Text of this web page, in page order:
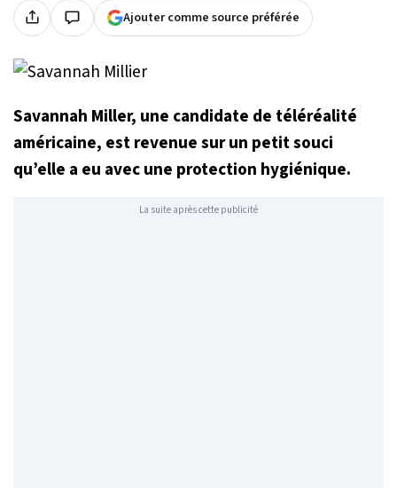
Ajouter comme source préférée
Savannah Miller, une candidate de téléréalité
américaine, est revenue sur un petit souci
qu’elle a eu avec une protection hygiénique.
La suite après cette publicité